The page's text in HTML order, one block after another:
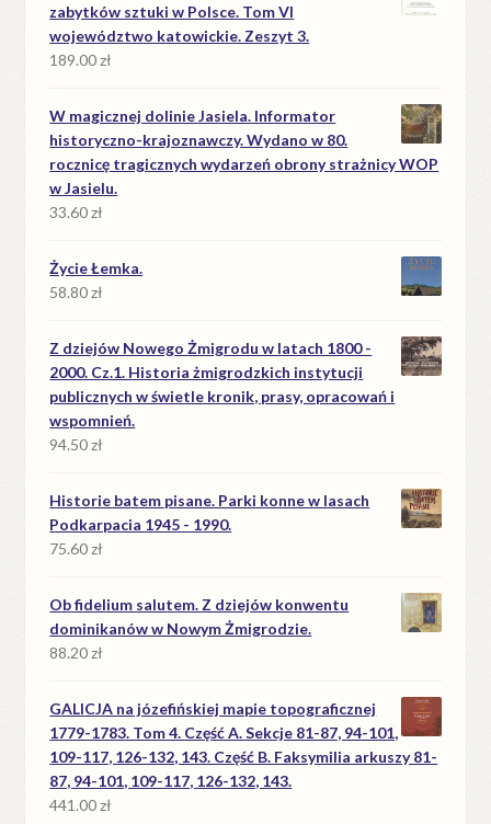
zabytków sztuki w Polsce. Tom VI
województwo katowickie. Zeszyt 3.
189.00zł
W magicznej dolinie Jasiela. Informator
historyczno-krajoznawczy. Wydano w 80.
rocznicę tragicznych wydarzeń obrony strażnicy WOP
w Jasielu.
33.60zł
Życie Łemka.
58.80zł
Z dziejów Nowego Żmigrodu w latach 1800 -
2000. Cz.1. Historia żmigrodzkich instytucji
publicznych w świetle kronik, prasy, opracowań i
wspomnień.
94.50zł
Historie batem pisane. Parki konne w lasach
Podkarpacia 1945 - 1990.
75.60zł
Ob fidelium salutem. Z dziejów konwentu
dominikanów w Nowym Żmigrodzie.
88.20zł
GALICJA na józefińskiej mapie topograficznej
1779-1783. Tom 4. Część A. Sekcje 81-87, 94-101,
109-117, 126-132, 143. Część B. Faksymilia arkuszy 81-
87, 94-101, 109-117, 126-132, 143.
441.00zł